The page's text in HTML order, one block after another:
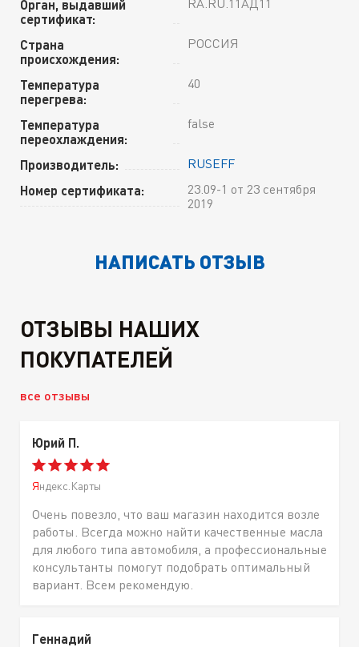
Орган, выдавший
сертификат:
Страна
происхождения:
РОССИЯ
Температура
перегрева:
40
Температура
переохлаждения:
false
Производитель: RUSEFF
Номер сертификата:
23.09-1 от 23 сентября
2019
НАПИСАТЬ ОТЗЫВ
ОТЗЫВЫ НАШИХ
ПОКУПАТЕЛЕЙ
все отзывы
Юрий П.
Яндекс.Карты
Очень повезло, что ваш магазин находится возле
работы. Всегда можно найти качественные масла
для любого типа автомобиля, а профессиональные
консультанты помогут подобрать оптимальный
вариант. Всем рекомендую.
Геннадий